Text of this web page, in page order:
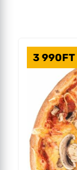
3 990FT